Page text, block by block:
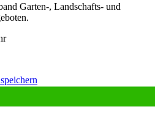
Garten-, Landschafts- und